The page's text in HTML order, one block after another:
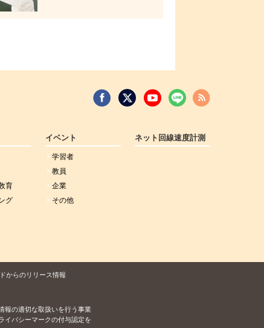
育
グ
イベント
学習者
教員
企業
その他
ネット回線速度計測
からのリリース情報
報の適切な取扱いを行う事業
イバシーマークの付与認定を